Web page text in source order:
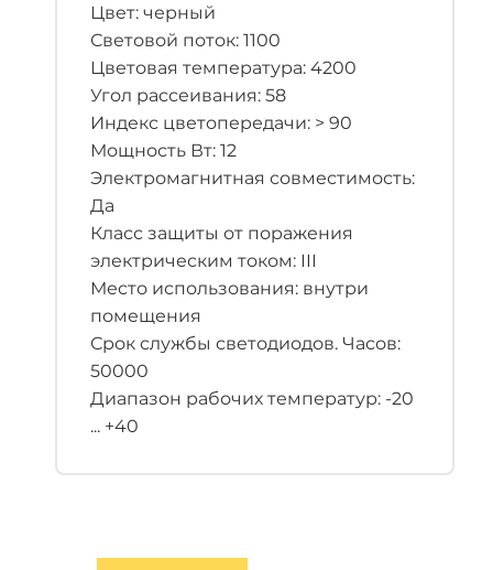
Цвет: черный
Световой поток: 1100
Цветовая температура: 4200
Угол рассеивания: 58
Индекс цветопередачи: > 90
Мощность Вт: 12
Электромагнитная совместимость:
Да
Класс защиты от поражения
электрическим током: III
Место использования: внутри
помещения
Срок службы светодиодов. Часов:
50000
Диапазон рабочих температур: -20
... +40